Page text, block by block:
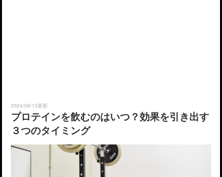
2024/06/13更新
プロテインを飲むのはいつ？効果を引き出す
３つのタイミング